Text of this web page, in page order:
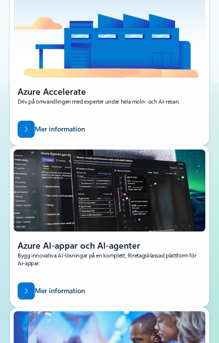
Azure Accelerate
Driv på omvandlingen med experter under hela moln- och AI-resan.
Mer information
Azure AI-appar och AI-agenter
Bygg innovativa AI-lösningar på en komplett, företagsklassad plattform för
AI-appar.
Mer information